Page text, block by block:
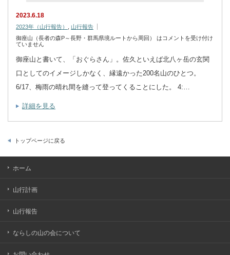
2023.6.18
2023年（山行報告） , 山行報告
御座山（長者の森P～長野・群馬県境ルートから周回） はコメントを受け付け
ていません
御座山と書いて、「おぐらさん」。佐久といえば北八ヶ岳の玄関
口としてのイメージしかなく、縁遠かった200名山のひとつ。
6/17、梅雨の晴れ間を縫って登ってくることにした。 4:…
詳細を見る
トップページに戻る
ホーム
山行計画
山行報告
ならしの山の会について